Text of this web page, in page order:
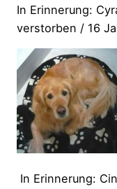
In Erinnerung:
verstorben / 16
In Erinnerung: